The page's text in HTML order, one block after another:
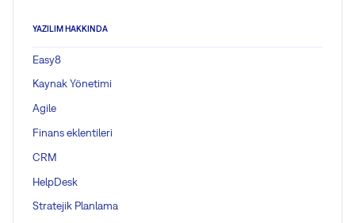
YAZILIM HAKKINDA
Easy8
Kaynak Yönetimi
Agile
Finans eklentileri
CRM
HelpDesk
Stratejik Planlama